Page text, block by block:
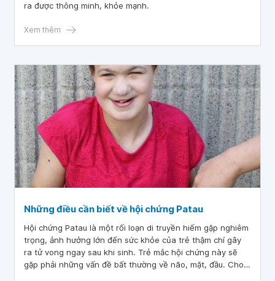
ra được thông minh, khỏe mạnh.
Xem thêm
Những điều cần biết về hội chứng Patau
Hội chứng Patau là một rối loạn di truyền hiếm gặp nghiêm
trọng, ảnh hưởng lớn đến sức khỏe của trẻ thậm chí gây
ra tử vong ngay sau khi sinh. Trẻ mắc hội chứng này sẽ
gặp phải những vấn đề bất thường về não, mặt, đầu. Cho